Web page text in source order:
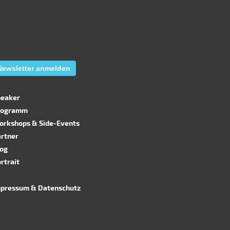
anmelden
& Side-Events
& Datenschutz